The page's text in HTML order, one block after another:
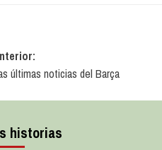
últimas noticias del Barça
historias